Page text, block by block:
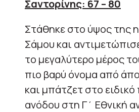
Σαντορίνης: 67 – 80
Στάθηκε στο ύψος της
Σάμου και
το μεγαλύτερο μέρος
πιο βαρύ όνομα από
και μπάτζετ στο
ανόδου στη Γ΄ Εθνική